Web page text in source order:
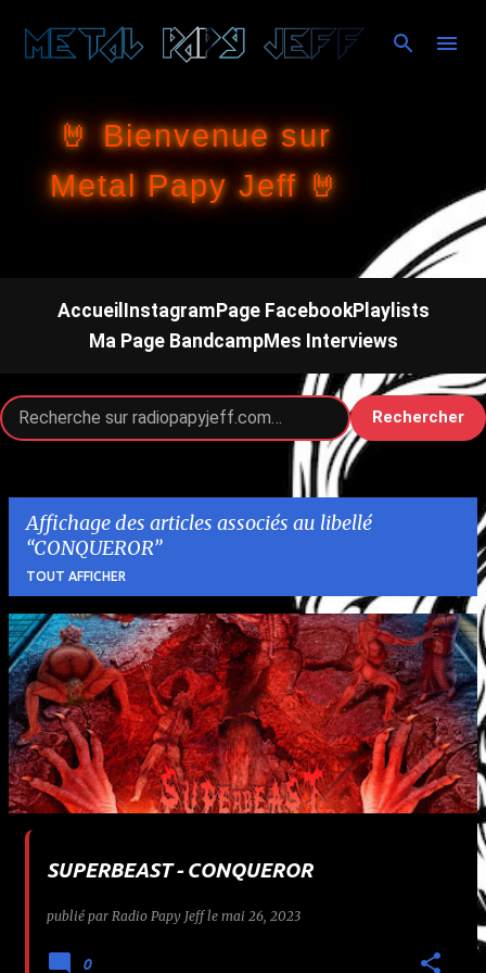
Accéder au contenu principal
🤘 Bienvenue sur
Metal Papy Jeff 🤘
Accueil InstagramPage FacebookPlaylists
Ma Page BandcampMes Interviews
Rechercher
Affichage des articles associés au libellé
CONQUEROR
TOUT AFFICHER
A
r
c
SUPERBEAST - CONQUEROR
publié par Radio Papy Jeff le mai 26, 2023
0